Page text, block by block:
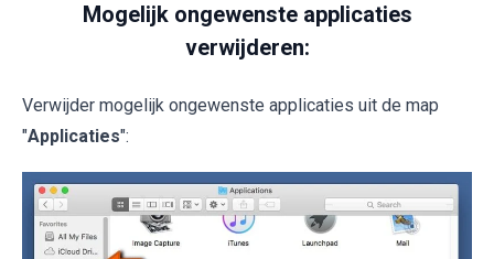
Mogelijk ongewenste applicaties
verwijderen:
Verwijder mogelijk ongewenste applicaties uit de map
"Applicaties":